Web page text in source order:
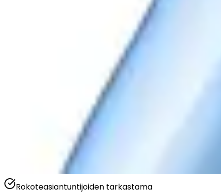
Rokoteasiantuntijoiden tarkastama